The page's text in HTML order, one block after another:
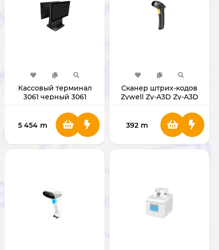
Кассовый терминал
3061 черный 3061
5 454 m
Сканер штрих-кодов
Zywell Zy-A3D Zy-A3D
392 m